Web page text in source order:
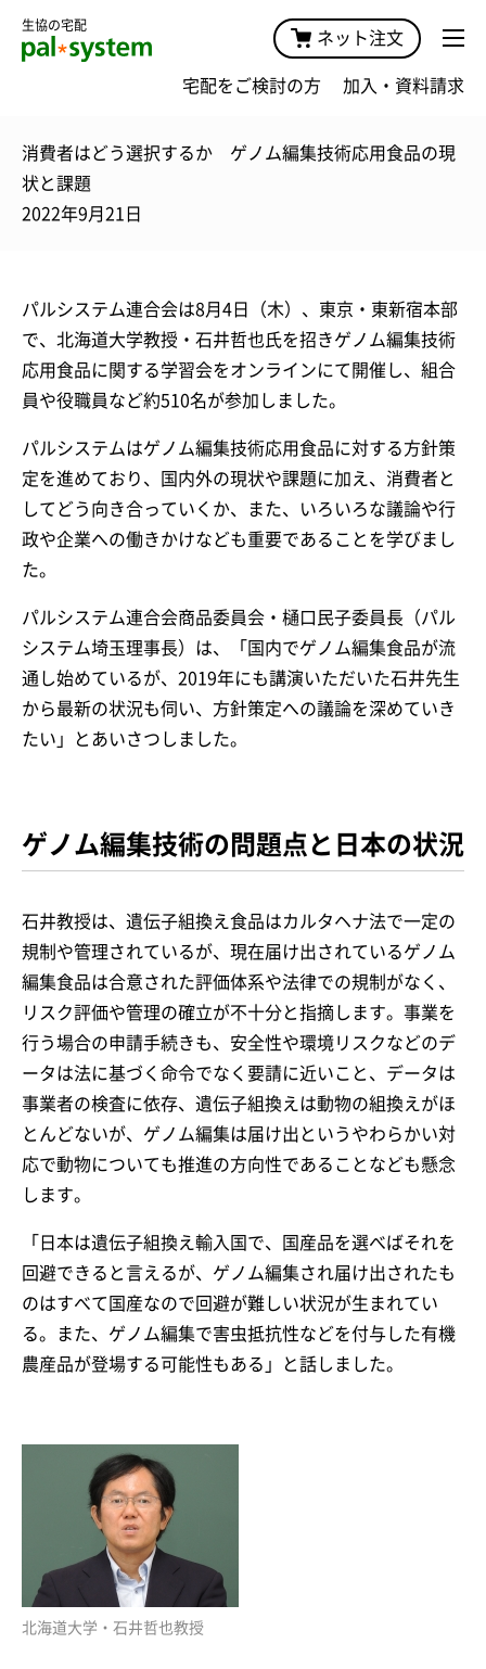
生協の宅配
ネット注文
宅配をご検討の方 加入・資料請求
消費者はどう選択するか ゲノム編集技術応用食品の現
状と課題
2022年9月21日
パルシステム連合会は8月4日（木）、東京・東新宿本部
で、北海道大学教授・石井哲也氏を招きゲノム編集技術
応用食品に関する学習会をオンラインにて開催し、組合
員や役職員など約510名が参加しました。
パルシステムはゲノム編集技術応用食品に対する方針策
定を進めており、国内外の現状や課題に加え、消費者と
してどう向き合っていくか、また、いろいろな議論や行
政や企業への働きかけなども重要であることを学びまし
た。
パルシステム連合会商品委員会・樋口民子委員長（パル
システム埼玉理事長）は、「国内でゲノム編集食品が流
通し始めているが、2019年にも講演いただいた石井先生
から最新の状況も伺い、方針策定への議論を深めていき
たい」とあいさつしました。
ゲノム編集技術の問題点と日本の状況
石井教授は、遺伝子組換え食品はカルタヘナ法で一定の
規制や管理されているが、現在届け出されているゲノム
編集食品は合意された評価体系や法律での規制がなく、
リスク評価や管理の確立が不十分と指摘します。事業を
行う場合の申請手続きも、安全性や環境リスクなどのデ
ータは法に基づく命令でなく要請に近いこと、データは
事業者の検査に依存、遺伝子組換えは動物の組換えがほ
とんどないが、ゲノム編集は届け出というやわらかい対
応で動物についても推進の方向性であることなども懸念
します。
「日本は遺伝子組換え輸入国で、国産品を選べばそれを
回避できると言えるが、ゲノム編集され届け出されたも
のはすべて国産なので回避が難しい状況が生まれてい
る。また、ゲノム編集で害虫抵抗性などを付与した有機
農産品が登場する可能性もある」と話しました。
北海道大学・石井哲也教授